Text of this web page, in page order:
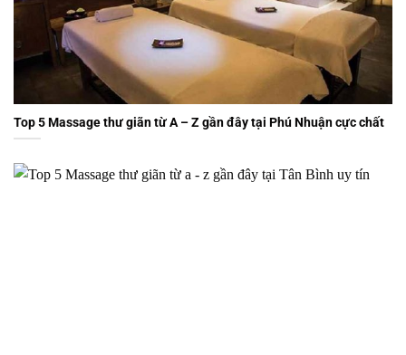
Top 5 Massage thư giãn từ A – Z gần đây tại Phú Nhuận cực chất